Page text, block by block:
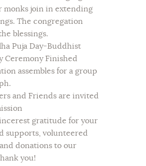
monks join in extending
The congregation
blessings.
Puja Day-Buddhist
Ceremony Finished
assembles for a group
and Friends are invited
gratitude for your
supports, volunteered
donations to our
you!